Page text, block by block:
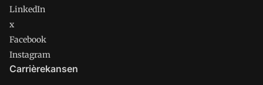
LinkedIn
x
Facebook
Instagram
Carrièrekansen